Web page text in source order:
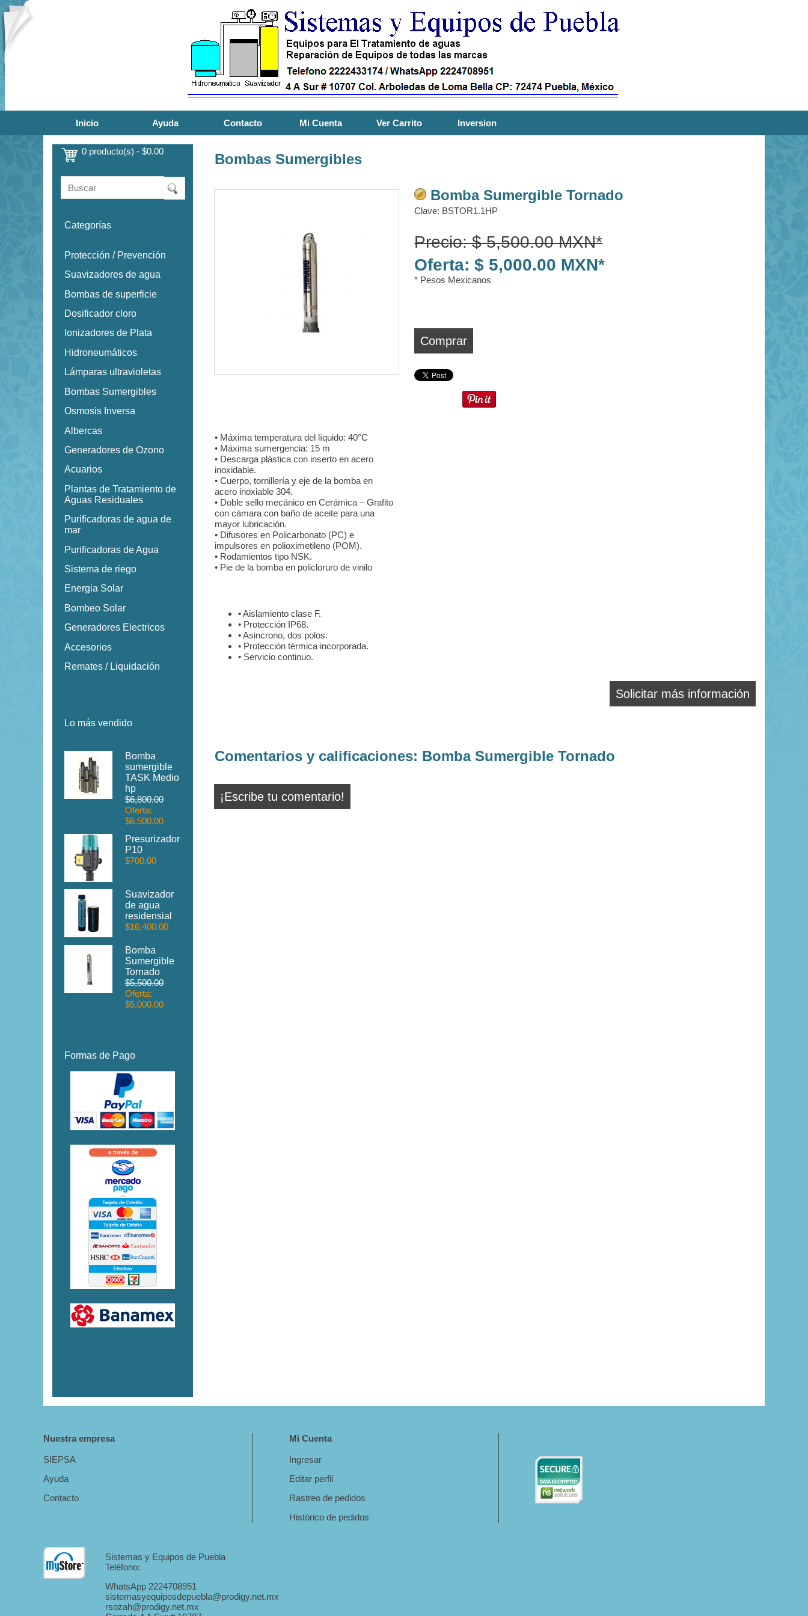
Inicio Ayuda Contacto Mi Cuenta Ver Carrito Inversion
0 producto(s) - $0.00
Categorías
Protección / Prevención
Suavizadores de agua
Bombas de superficie
Dosificador cloro
Ionizadores de Plata
Hidroneumáticos
Lámparas ultravioletas
Bombas Sumergibles
Osmosis Inversa
Albercas
Generadores de Ozono
Acuarios
Plantas de Tratamiento de
Aguas Residuales
Purificadoras de agua de
mar
Purificadoras de Agua
Sistema de riego
Energia Solar
Bombeo Solar
Generadores Electricos
Accesorios
Remates / Liquidación
Lo más vendido
Bomba
sumergible
TASK Medio
hp
$6,800.00
Oferta:
$6,500.00
Presurizador
P10
$700.00
Suavizador
de agua
residensial
$16,400.00
Bomba
Sumergible
Tornado
$5,500.00
Oferta:
$5,000.00
Formas de Pago
Bombas Sumergibles
Bomba Sumergible Tornado
Clave: BSTOR1.1HP
Precio: $ 5,500.00 MXN*
Oferta: $ 5,000.00 MXN*
* Pesos Mexicanos
Comprar
• Máxima temperatura del líquido: 40°C
• Máxima sumergencia: 15 m
• Descarga plástica con inserto en acero
inoxidable.
• Cuerpo, tornillería y eje de la bomba en
acero inoxiable 304.
• Doble sello mecánico en Cerámica – Grafito
con cámara con baño de aceite para una
mayor lubricación.
• Difusores en Policarbonato (PC) e
impulsores en polioximetileno (POM).
• Rodamientos tipo NSK.
• Pie de la bomba en policloruro de vinilo
• Aislamiento clase F.
• Protección IP68.
• Asincrono, dos polos.
• Protección térmica incorporada.
• Servicio continuo.
Solicitar más información
Comentarios y calificaciones: Bomba Sumergible Tornado
¡Escribe tu comentario!
Nuestra empresa
SIEPSA
Ayuda
Contacto
Mi Cuenta
Ingresar
Editar perfil
Rastreo de pedidos
Histórico de pedidos
Sistemas y Equipos de Puebla
Teléfono:
WhatsApp 2224708951
sistemasyequiposdepuebla@prodigy.net.mx
rsozah@prodigy.net.mx